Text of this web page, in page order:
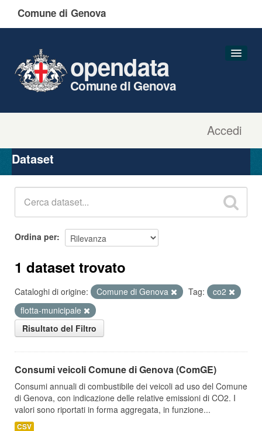
Comune di Genova
Accedi
opendata
Comune di Genova
Organizzazioni
Gruppi
Dataset
Ordina per
1 dataset trovato
Cataloghi di origine: Comune di Genova Tag:
co2
flotta-municipale
Risultato del Filtro
Consumi veicoli Comune di Genova (ComGE)
Consumi annuali di combustibile dei veicoli ad uso del Comune
di Genova, con indicazione delle relative emissioni di CO2. I
valori sono riportati in forma aggregata, in funzione...
CSV